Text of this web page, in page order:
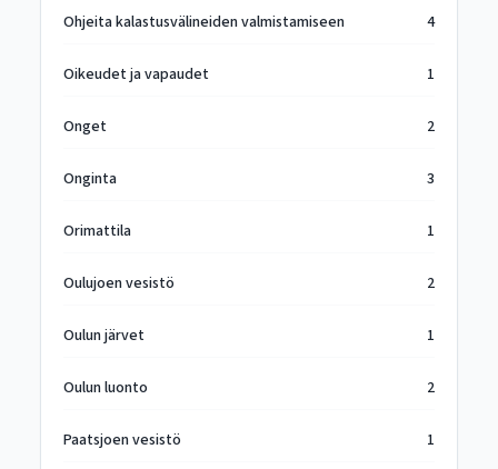
Ohjeita kalastusvälineiden valmistamiseen 4
Oikeudet ja vapaudet 1
Onget 2
Onginta 3
Orimattila 1
Oulujoen vesistö 2
Oulun järvet 1
Oulun luonto 2
Paatsjoen vesistö 1